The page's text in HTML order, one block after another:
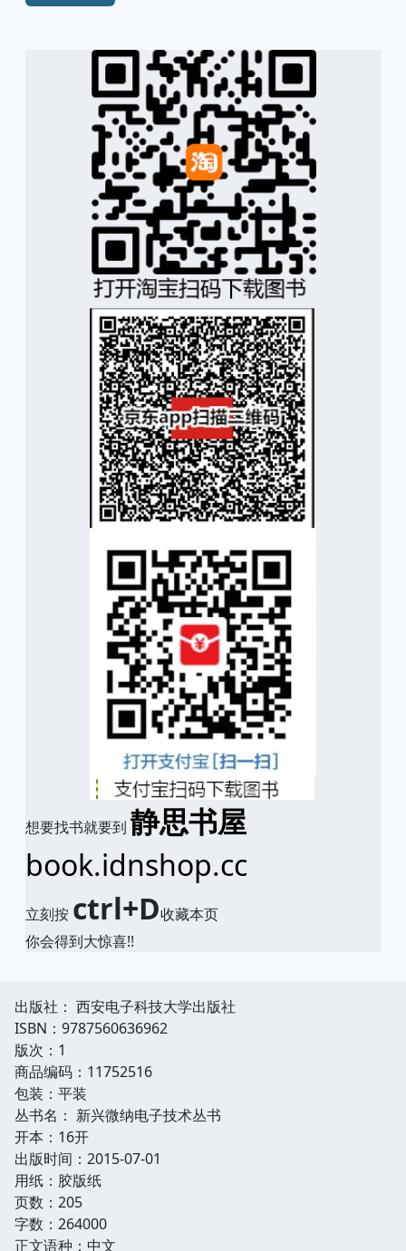
想要找书就要到 静思书屋
book.idnshop.cc
立刻按 ctrl+D收藏本页
你会得到大惊喜!!
出版社： 西安电子科技大学出版社
ISBN：9787560636962
版次：1
商品编码：11752516
包装：平装
丛书名： 新兴微纳电子技术丛书
开本：16开
出版时间：2015-07-01
用纸：胶版纸
页数：205
字数：264000
正文语种：中文